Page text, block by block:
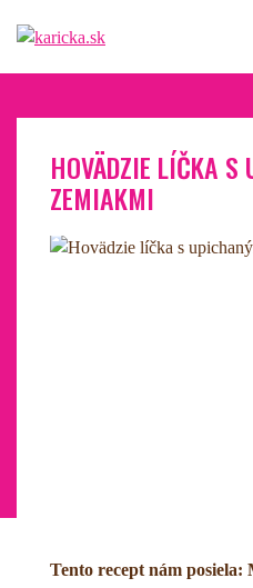
HOVÄDZIE LÍČKA
ZEMIAKMI
Tento recept nám posiela: